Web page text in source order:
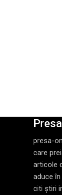
presa-
care
articole
aduce
citi ştiri